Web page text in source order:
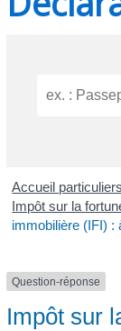
Accueil particuliers
Impôt sur la
immobilière (IFI) :
Question-réponse
Impôt sur